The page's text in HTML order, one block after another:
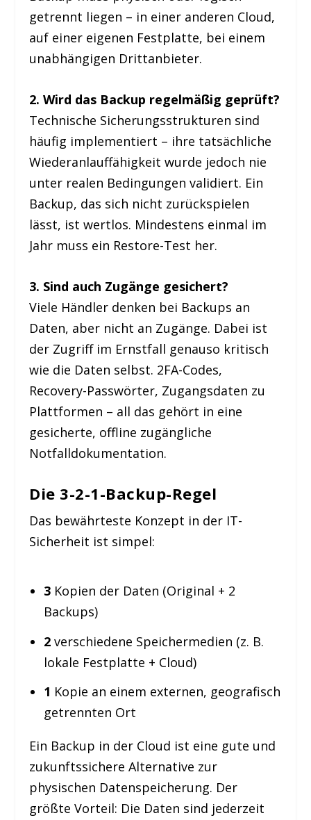
getrennt liegen – in einer anderen Cloud,
auf einer eigenen Festplatte, bei einem
unabhängigen Drittanbieter.
2. Wird das Backup regelmäßig geprüft?
Technische Sicherungsstrukturen sind
häufig implementiert – ihre tatsächliche
Wiederanlauffähigkeit wurde jedoch nie
unter realen Bedingungen validiert. Ein
Backup, das sich nicht zurückspielen
lässt, ist wertlos. Mindestens einmal im
Jahr muss ein Restore-Test her.
3. Sind auch Zugänge gesichert?
Viele Händler denken bei Backups an
Daten, aber nicht an Zugänge. Dabei ist
der Zugriff im Ernstfall genauso kritisch
wie die Daten selbst. 2FA-Codes,
Recovery-Passwörter, Zugangsdaten zu
Plattformen – all das gehört in eine
gesicherte, offline zugängliche
Notfalldokumentation.
Die 3-2-1-Backup-Regel
Das bewährteste Konzept in der IT-
Sicherheit ist simpel:
3Kopien der Daten (Original + 2
Backups)
2verschiedene Speichermedien (z. B.
lokale Festplatte + Cloud)
1 Kopie an einem externen, geografisch
getrennten Ort
Ein Backup in der Cloud ist eine gute und
zukunftssichere Alternative zur
physischen Datenspeicherung. Der
größte Vorteil: Die Daten sind jederzeit